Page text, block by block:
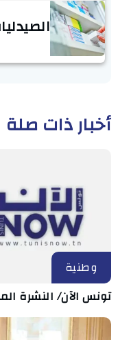
أخبار ذات صلة
وطنية
تونس الآن/ النشرة